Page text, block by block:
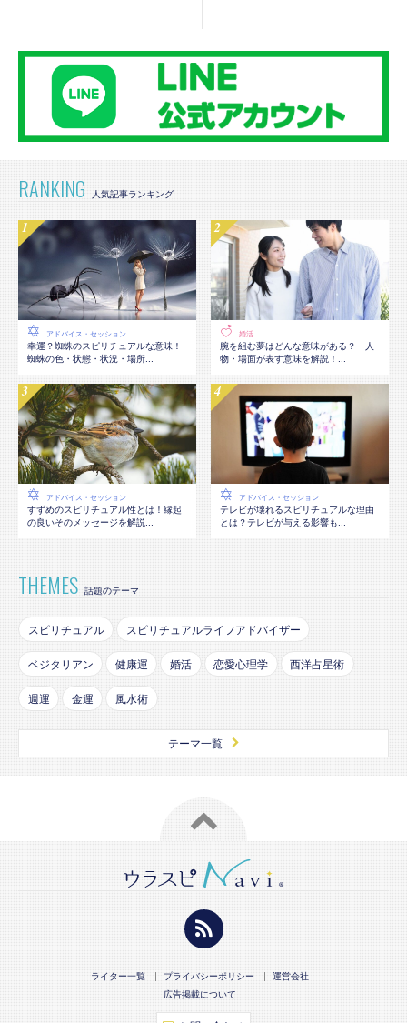
RANKING
アドバイス・セッション
幸運？蜘蛛のスピリチュアルな意味！
蜘蛛の色・状態・状況・場所...
婚活
腕を組む夢はどんな意味がある？ 人
物・場面が表す意味を解説！...
アドバイス・セッション
すずめのスピリチュアル性とは！縁起
の良いそのメッセージを解説...
アドバイス・セッション
テレビが壊れるスピリチュアルな理由
とは？テレビが与える影響も...
THEMES 話題のテーマ
スピリチュアル スピリチュアルライフアドバイザー
ベジタリアン 健康運 婚活 恋愛心理学 西洋占星術
週運 金運 風水術
テーマ一覧
ライター一覧 プライバシーポリシー
運営会社
広告掲載について